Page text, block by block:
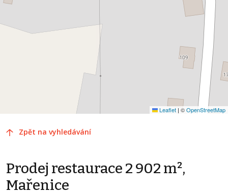
Leaflet | ©OpenStreetMap
Zpět na vyhledávání
Prodej restaurace 2 902 m²,
Mařenice